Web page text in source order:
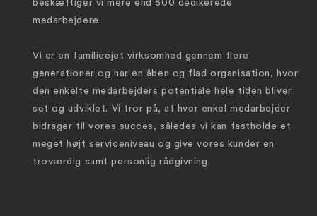
beskæftiger vi mere end 500 dedikerede
medarbejdere.
Vi er en familieejet virksomhed gennem flere
generationer og har en åben og flad organisation, hvor
den enkelte medarbejders potentiale hele tiden bliver
set og udviklet. Vi tror på, at hver enkel medarbejder
bidrager til vores succes, således vi kan fastholde et
meget højt serviceniveau og give vores kunder en
troværdig samt personlig rådgivning.